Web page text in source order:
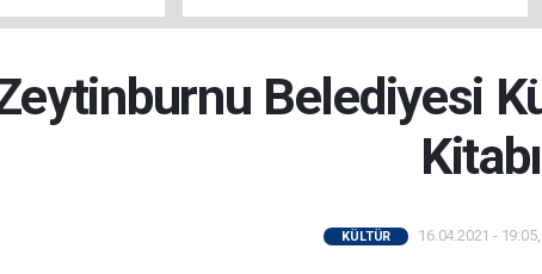
atandı
Belediyesi
KÜLTÜR 16.04.2021 -